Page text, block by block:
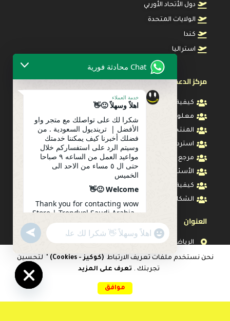
دول الأتحاد الأوربي
الولايات المتحدة
كندا
استراليا
مركز الدعم & المساعدة
كيفية الطلب
معلومات الشحن
المنتجات المسترجعه
استرداد المبلغ
مرجع المقاس
الأسئلة المتكررة
كيفية تتبع طلبك
الشكاوي والأقتراحات
العنوان
الرياض
اوقات العمل : من الساعه ٩ صباحا حتى ال ٥ مساء من
الاحد الى الخميس
نحن نستخدم ملفات تعريف الارتباط (كوكيز - Cookies)
" لتحسين
تجربتك . تعرف على المزيد
موافق
المفضلات
Chat محادثة فورية
خدمة العملاء
اهلاً وسهلاً 🙂👋
شكرا لك على تواصلك مع متجر واو
الأفضل | ترينديول السعودية . من
فضلك أخبرنا كيف يمكننا خدمتك
وسيتم الرد على استفساركم خلال
مواعيد العمل من الساعه ٩ صباحا
حتى ال ٥ مساء من الاحد الى
الخميس
Welcome 🙂👋
Thank you for contacting wow
Store | Trendyol Saudi Arabia .
Please let us know how we can
serve you. Your inquiry will be
answered during working
Sunday to Thursday
15:13
"+chaty_settings.lang.emoji_picker+"
WhatsApp
undefined